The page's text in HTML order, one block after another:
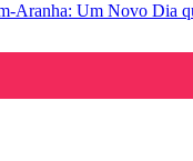
Aranha: Um Novo Dia